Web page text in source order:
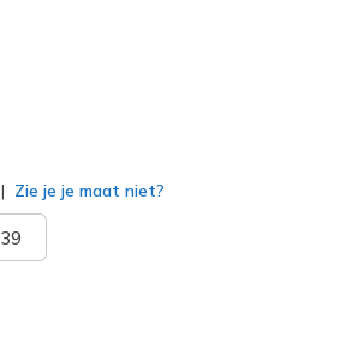
Zie je je maat niet?
39